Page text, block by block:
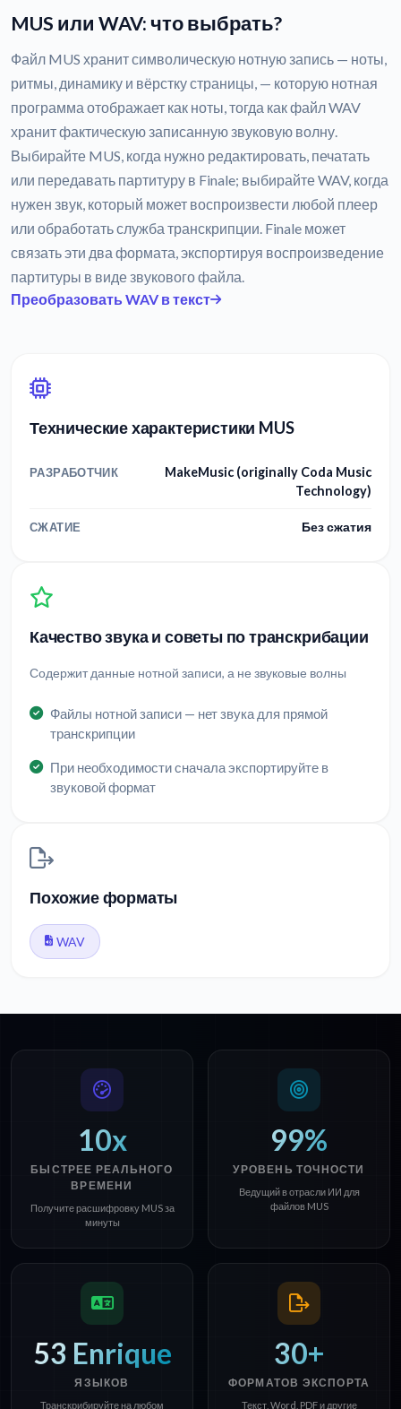
MUS или WAV: что выбрать?
Файл MUS хранит символическую нотную запись — ноты,
ритмы, динамику и вёрстку страницы, — которую нотная
программа отображает как ноты, тогда как файл WAV
хранит фактическую записанную звуковую волну.
Выбирайте MUS, когда нужно редактировать, печатать
или передавать партитуру в Finale; выбирайте WAV, когда
нужен звук, который может воспроизвести любой плеер
или обработать служба транскрипции. Finale может
связать эти два формата, экспортируя воспроизведение
партитуры в виде звукового файла.
Преобразовать WAV в текст
Технические характеристики MUS
РАЗРАБОТЧИК
MakeMusic (originally Coda Music
Technology)
СЖАТИЕ Без сжатия
Качество звука и советы по транскрибации
Содержит данные нотной записи, а не звуковые волны
Файлы нотной записи — нет звука для прямой
транскрипции
При необходимости сначала экспортируйте в
звуковой формат
Похожие форматы
WAV
10x
БЫСТРЕЕ РЕАЛЬНОГО
ВРЕМЕНИ
Получите расшифровку MUS за
минуты
99%
УРОВЕНЬ ТОЧНОСТИ
Ведущий в отрасли ИИ для
файлов MUS
53 Enrique
ЯЗЫКОВ
Транскрибируйте на любом
30+
ФОРМАТОВ ЭКСПОРТА
Текст, Word, PDF и другие